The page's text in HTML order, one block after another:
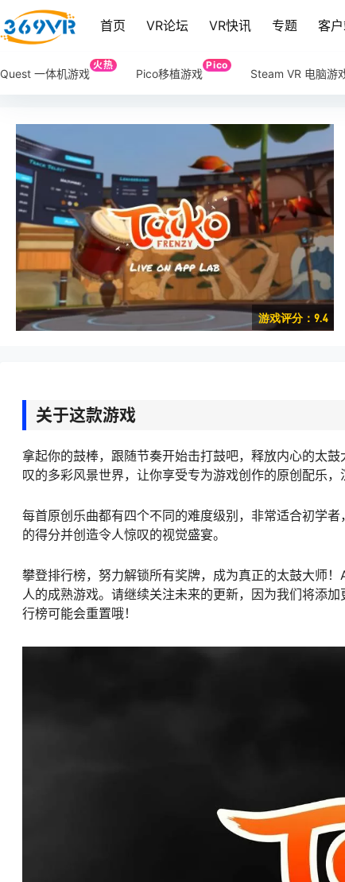
首页 VR论坛 VR快讯 专题 客
Quest 一体机游戏
火热
Pico移植游戏
Pico
Steam VR 电脑游
游戏评分：9.4
关于这款游戏
拿起你的鼓棒，跟随节奏开始击打鼓吧，释放内心的太
叹的多彩风景世界，让你享受专为游戏创作的原创配乐，
每首原创乐曲都有四个不同的难度级别，非常适合初学
的得分并创造令人惊叹的视觉盛宴。
攀登排行榜，努力解锁所有奖牌，成为真正的太鼓大师
人的成熟游戏。请继续关注未来的更新，因为我们将添
行榜可能会重置哦！